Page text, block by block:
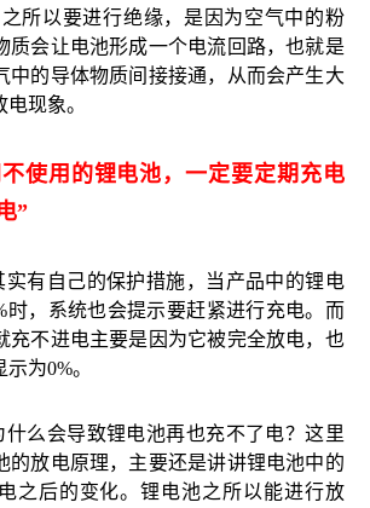
之所以要进行绝缘，是因为空气中的粉
质会让电池形成一个电流回路，也就是
中的导体物质间接接通，从而会产生大
现象。
使用的锂电池，一定要定期充电
”
实有自己的保护措施，当产品中的锂电
时，系统也会提示要赶紧进行充电。而
充不进电主要是因为它被完全放电，也
为0%。
什么会导致锂电池再也充不了电？这里
的放电原理，主要还是讲讲锂电池中的
之后的变化。锂电池之所以能进行放